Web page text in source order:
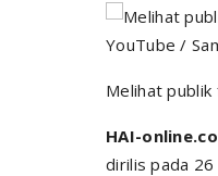
YouTube /
Melihat publik
HAI-
dirilis pada